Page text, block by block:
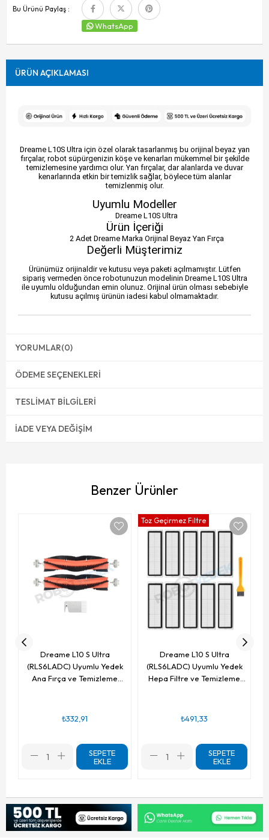
Bu Ürünü Paylaş :
WhatsApp
ÜRÜN AÇIKLAMASI
Dreame L10S Ultra için özel olarak tasarlanmış bu orijinal beyaz yan
fırçalar, robot süpürgenizin köşe ve kenarları mükemmel bir şekilde
temizlemesine yardımcı olur. Yan fırçalar, dar alanlarda ve duvar
kenarlarında etkin bir temizlik sağlar, böylece tüm alanlar
temizlenmiş olur.
Uyumlu Modeller
Dreame L10S Ultra
Ürün İçeriği
2 Adet Dreame Marka Orijinal Beyaz Yan Fırça
Değerli Müşterimiz
Ürünümüz orijinaldir ve kutusu veya paketi açılmamıştır. Lütfen
sipariş vermeden önce robotunuzun modelinin Dreame L10S Ultra
ile uyumlu olduğundan emin olunuz. Orijinal ürün olması sebebiyle
kutusu açılmış ürünün iadesi kabul olmamaktadır.
YORUMLAR(0)
ÖDEME SEÇENEKLERI
TESLIMAT BILGILERI
İADE VEYA DEĞIŞIM
Benzer Ürünler
Dreame L10 S Ultra
(RLS6LADC) Uyumlu Yedek
Ana Fırça ve Temizleme
₺332,91
SEPETE
EKLE
Dreame L10 S Ultra
(RLS6LADC) Uyumlu Yedek
Hepa Filtre ve Temizleme
₺491,33
SEPETE
EKLE
Toz Geçirmez Filtre